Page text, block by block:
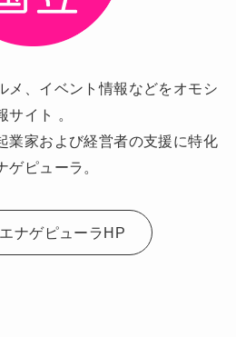
メ、イベント情報などをオモシ
サイト 。
業家および経営者の支援に特化
ゲピューラ。
ナゲピューラHP